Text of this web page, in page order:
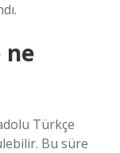
ne
Türkçe
Bu süre